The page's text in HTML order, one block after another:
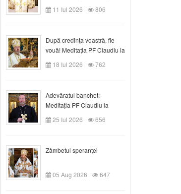
Claudiu la Duminica a VI-a
după Rusalii
11 Iul 2026 806
După credinţa voastră, fie
vouă! Meditația PF Claudiu la
duminica a VII-a după Rusalii
18 Iul 2026 762
Adevăratul banchet:
Meditația PF Claudiu la
Duminica a VIII-a după
Rusalii
25 Iul 2026 656
Zâmbetul speranței
05 Aug 2026 647